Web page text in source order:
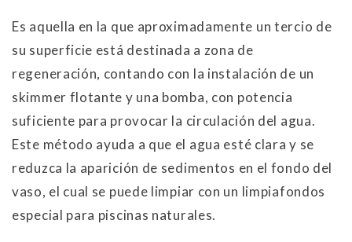
Es aquella en la que aproximadamente un tercio de
su superficie está destinada a zona de
regeneración, contando con la instalación de un
skimmer flotante y una bomba, con potencia
suficiente para provocar la circulación del agua.
Este método ayuda a que el agua esté clara y se
reduzca la aparición de sedimentos en el fondo del
vaso, el cual se puede limpiar con un limpiafondos
especial para piscinas naturales.